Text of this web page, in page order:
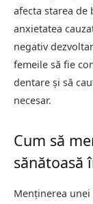
afecta starea de
anxietatea
negativ
femeile să fie
dentare și să
necesar.
Cum să
sănătoasă
Menținerea